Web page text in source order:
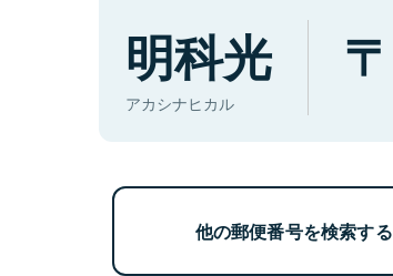
明科光
アカシナヒカル
他の郵便番号を検索する